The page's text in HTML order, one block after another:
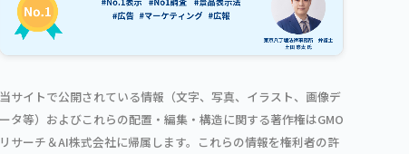
当サイトで公開されている情報（文字、写真、イラスト、画像デ
ータ等）およびこれらの配置・編集・構造に関する著作権はGMO
リサーチ＆AI株式会社に帰属します。これらの情報を権利者の許